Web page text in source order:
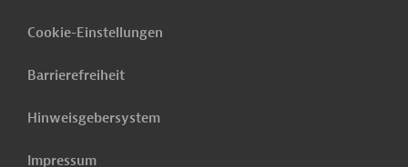
Cookie-Einstellungen
Barrierefreiheit
Hinweisgebersystem
Impressum